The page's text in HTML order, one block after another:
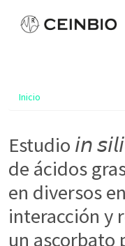
Inicio
Estudio 𝘪𝘯
de ácidos
en diversos
interacción y
un ascorbato